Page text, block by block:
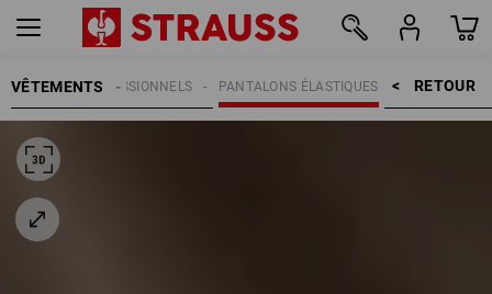
VÊTEMENTS RETOUR    >
PANTALONS ÉLASTIQUES
PROFESSIONNELS